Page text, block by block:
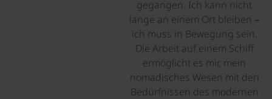
gegangen. Ich kann nicht
lange an einem Ort bleiben –
ich muss in Bewegung sein.
Die Arbeit auf einem Schiff
ermöglicht es mir, mein
nomadisches Wesen mit den
Bedürfnissen des modernen